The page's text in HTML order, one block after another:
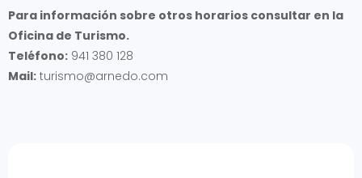
Para información sobre otros horarios consultar en la
Oficina de Turismo.
Teléfono: 941 380 128
Mail: turismo@arnedo.com